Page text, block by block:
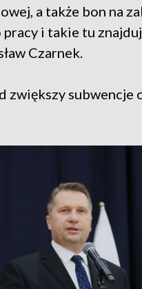
a także bon na
i takie tu
Czarnek.
zwiększy subwencje